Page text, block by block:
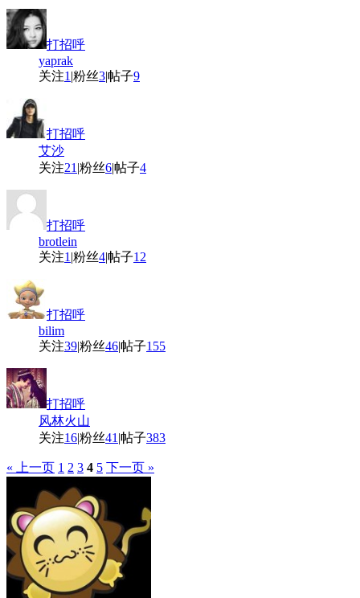
打招呼
yaprak
关注1 |粉丝3|帖子9
打招呼
艾沙
关注21 |粉丝6|帖子4
打招呼
brotlein
关注1 |粉丝4|帖子12
打招呼
bilim
关注39|粉丝46|帖子155
打招呼
风林火山
关注16|粉丝41 |帖子383
« 上一页 1 2 3 4 5 下一页 »